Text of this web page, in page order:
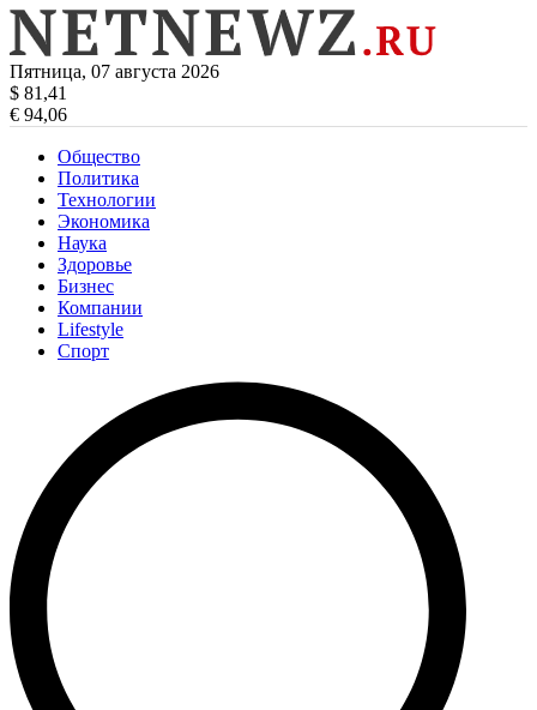
Пятница, 07 августа 2026
$ 81,41
€ 94,06
Общество
Политика
Технологии
Экономика
Наука
Здоровье
Бизнес
Компании
Lifestyle
Спорт